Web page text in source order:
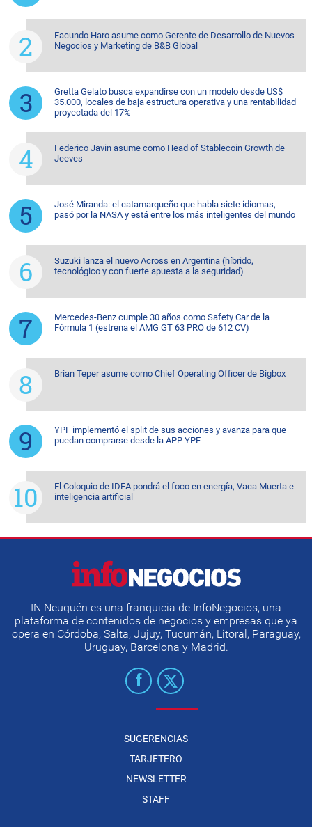
Facundo Haro asume como Gerente de Desarrollo de Nuevos
Negocios y Marketing de B&B Global
Gretta Gelato busca expandirse con un modelo desde US$
35.000, locales de baja estructura operativa y una rentabilidad
proyectada del 17%
Federico Javin asume como Head of Stablecoin Growth de
Jeeves
José Miranda: el catamarqueño que habla siete idiomas,
pasó por la NASA y está entre los más inteligentes del mundo
Suzuki lanza el nuevo Across en Argentina (híbrido,
tecnológico y con fuerte apuesta a la seguridad)
Mercedes-Benz cumple 30 años como Safety Car de la
Fórmula 1 (estrena el AMG GT 63 PRO de 612 CV)
Brian Teper asume como Chief Operating Officer de Bigbox
YPF implementó el split de sus acciones y avanza para que
puedan comprarse desde la APP YPF
El Coloquio de IDEA pondrá el foco en energía, Vaca Muerta e
inteligencia artificial
IN Neuquén es una franquicia de InfoNegocios, una
plataforma de contenidos de negocios y empresas que ya
opera en Córdoba, Salta, Jujuy, Tucumán, Litoral, Paraguay,
Uruguay, Barcelona y Madrid.
SUGERENCIAS
TARJETERO
NEWSLETTER
STAFF